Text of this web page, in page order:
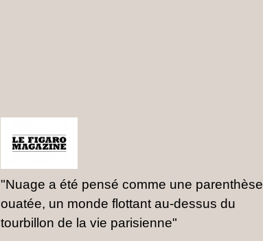
"Nuage a été pensé comme une parenthèse
ouatée, un monde flottant au-dessus du
tourbillon de la vie parisienne"